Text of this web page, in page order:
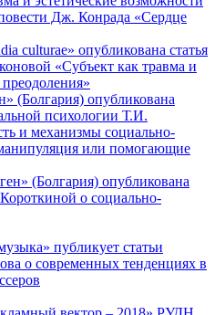
culturae» опубликована статья
«Субъект как травма и
(Болгария) опубликована
о социально-
публикует статьи
о современных тенденциях в